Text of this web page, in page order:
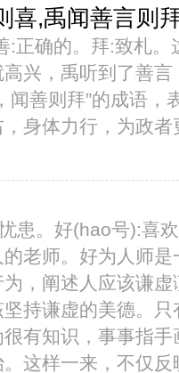
喜,禹闻善言则
:正确的。拜:致札
兴，禹听到了善
闻善则拜”的成语，
身体力行，为政者
患。好(hao号):喜
老师。好为人师
，阐述人应该谦
持谦虚的美德。
有知识，事事指
这样一来，不仅